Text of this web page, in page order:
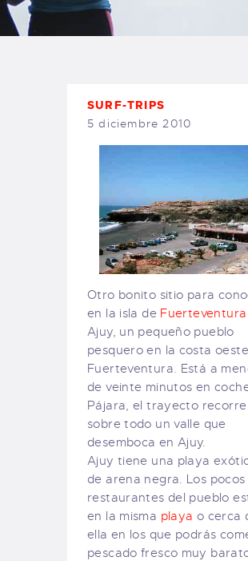
TIENDA FAMILY SURFERS
WEBCAM SALINAS
SURF-TRIPS
5 diciembre 2010
Otro bonito sitio para
en la isla de Fuerteventura
Ajuy, un pequeño pueblo
pesquero en la costa
Fuerteventura. Está a
de veinte minutos en
Pájara, el trayecto recorre
sobre todo un valle que
desemboca en Ajuy.
Ajuy tiene una playa
de arena negra. Los pocos
restaurantes del pueblo
en la misma playa o cerca
ella en los que podrás
pescado fresco muy